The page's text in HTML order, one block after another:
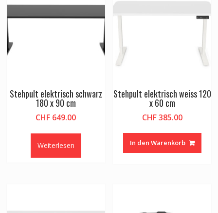
Stehpult elektrisch schwarz
180 x 90 cm
CHF 649.00
Weiterlesen
Stehpult elektrisch weiss 120
x 60 cm
CHF385.00
In den Warenkorb